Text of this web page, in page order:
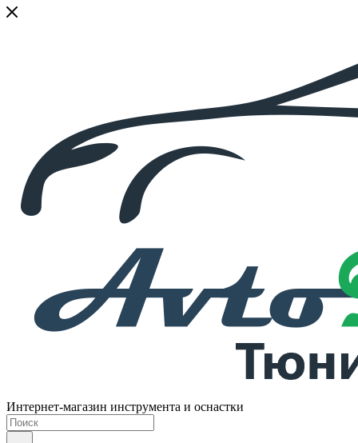
Интернет-магазин инструмента и оснастки